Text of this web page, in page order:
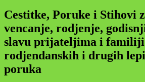
Cestitke, Poruke i Stihovi
vencanje, rodjenje,
slavu prijateljima i
rodjendanskih i drugih
poruka